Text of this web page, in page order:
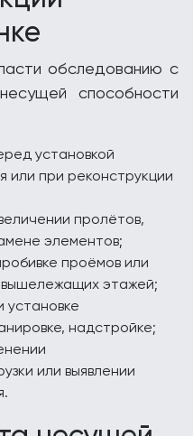
обследованию с
способности
установкой
или при реконструкции
пролётов,
элементов;
проёмов или
вышележащих этажей;
установке
надстройке;
или выявлении